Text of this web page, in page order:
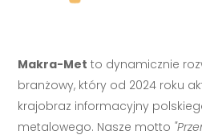
Makra-Met to dynamicznie
branżowy, który od 2024 roku
krajobraz informacyjny
metalowego. Nasze motto